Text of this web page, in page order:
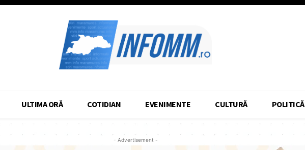
ULTIMA ORĂ COTIDIAN EVENIMENTE CULTURĂ POLITICĂ
- Advertisement -